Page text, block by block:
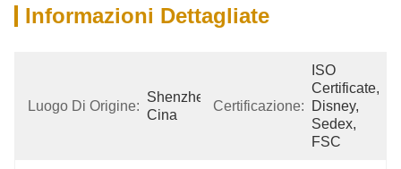
Informazioni Dettagliate
Luogo Di Origine:
Shenzhen
Cina
Certificazione:
ISO
Certificate,
Disney,
Sedex,
FSC